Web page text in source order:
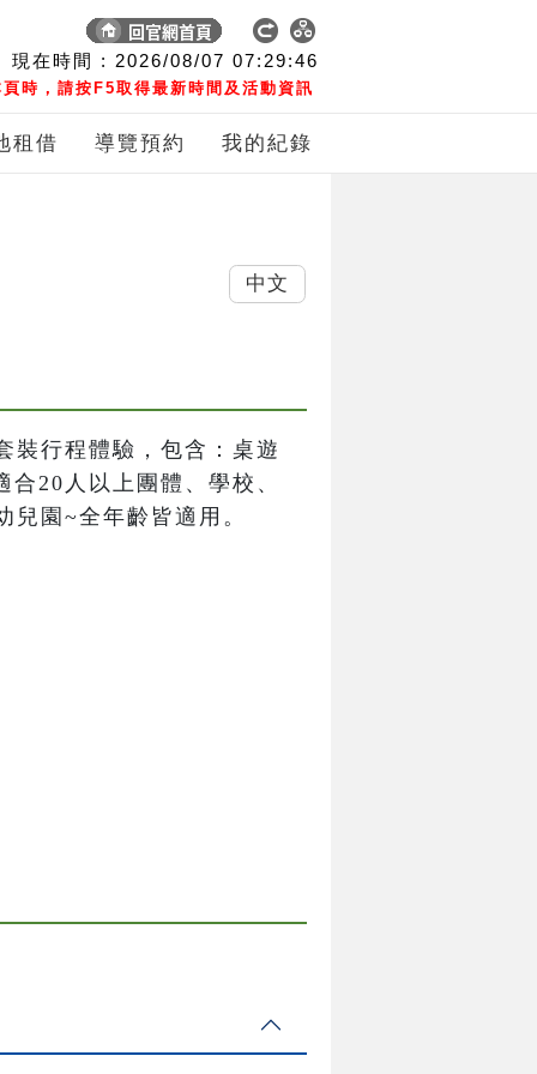
現在時間 : 2026/08/07 07:29:47
時，請按F5取得最新時間及活動資訊
租借 導覽預約 我的紀錄
裝行程體驗，包含：桌遊
20人以上團體、學校、
園~全年齡皆適用。